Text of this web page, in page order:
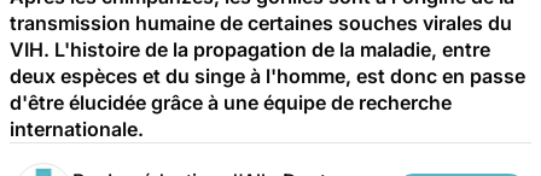
transmission humaine de certaines souches virales du
VIH. L'histoire de la propagation de la maladie, entre
deux espèces et du singe à l'homme, est donc en passe
d'être élucidée grâce à une équipe de recherche
internationale.